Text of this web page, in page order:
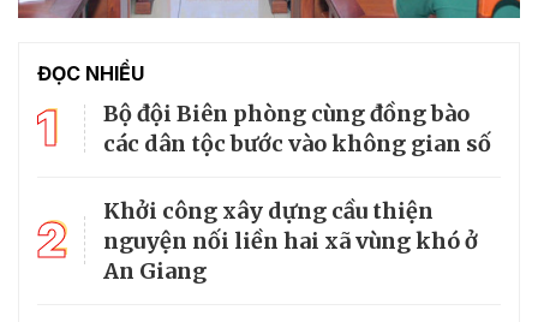
ĐỌC NHIỀU
1
Bộ đội Biên phòng cùng đồng bào
các dân tộc bước vào không gian số
2
Khởi công xây dựng cầu thiện
nguyện nối liền hai xã vùng khó ở
An Giang